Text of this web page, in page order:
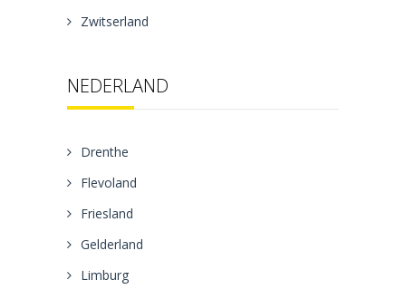
Zwitserland
NEDERLAND
Drenthe
Flevoland
Friesland
Gelderland
Limburg